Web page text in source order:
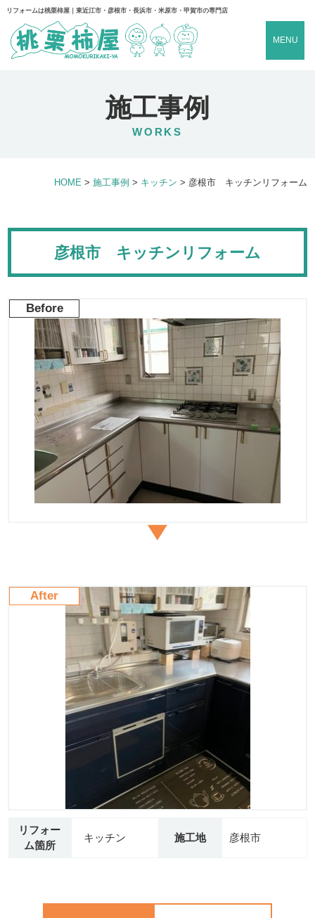
リフォームは桃栗柿屋｜東近江市・彦根市・長浜市・米原市・甲賀市の専門店
MENU
施工事例
WORKS
HOME > 施工事例 > キッチン > 彦根市 キッチンリフォーム
彦根市 キッチンリフォーム
Before
After
リフォー
ム箇所
キッチン 施工地 彦根市